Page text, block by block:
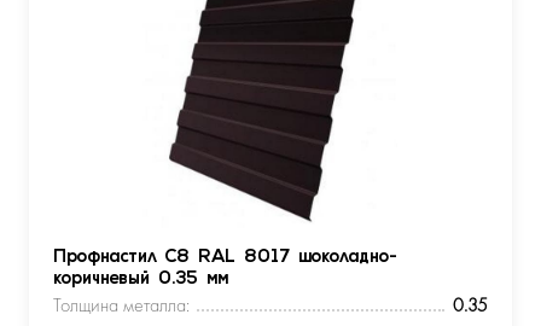
Профнастил С8 RAL 8017 шоколадно-
коричневый 0.35 мм
Толщина металла:
0.35